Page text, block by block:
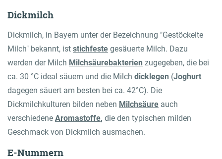
Dickmilch
Dickmilch, in Bayern unter der Bezeichnung "Gestöckelte
Milch" bekannt, ist stichfeste gesäuerte Milch. Dazu
werden der Milch Milchsäurebakterien zugegeben, die bei
ca. 30 °C ideal säuern und die Milch dicklegen (Joghurt
dagegen säuert am besten bei ca. 42°C). Die
Dickmilchkulturen bilden neben Milchsäure auch
verschiedene Aromastoffe, die den typischen milden
Geschmack von Dickmilch ausmachen.
E-Nummern